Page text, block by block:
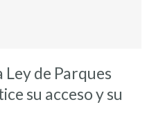
Ley de Parques
su acceso y su